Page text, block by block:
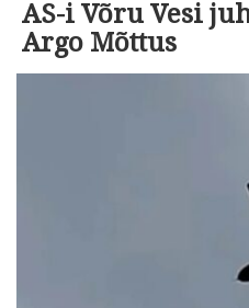
AS-i Võru Vesi
Argo Mõttus